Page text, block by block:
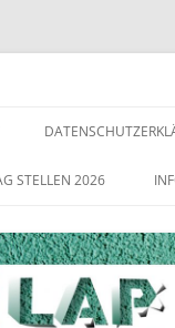
STELLEN 2026